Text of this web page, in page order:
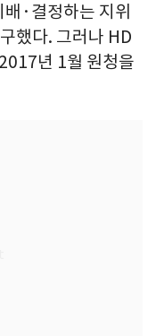
·결정하는 지위
했다. 그러나 HD
년 1월 원청을